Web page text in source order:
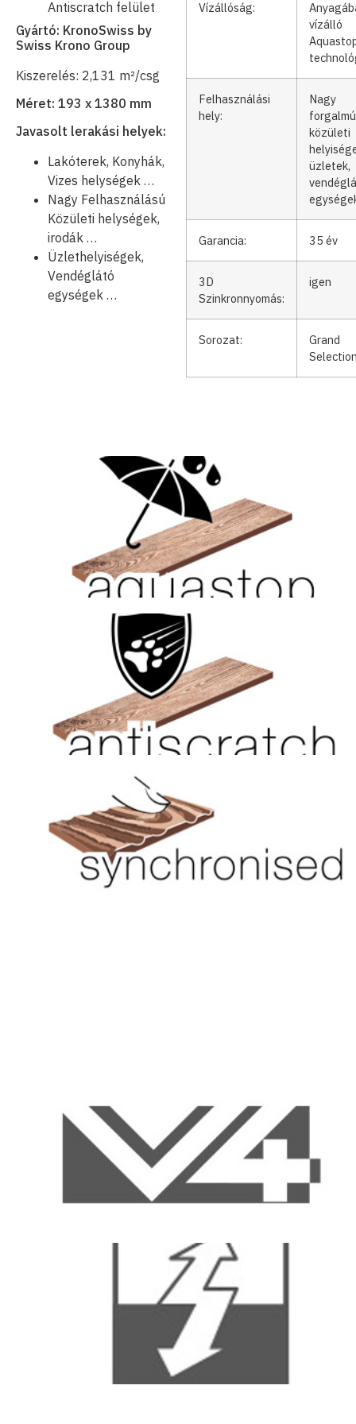
Antiscratch felület
Gyártó: KronoSwiss by
Swiss Krono Group
Kiszerelés: 2,131 m²/csg
Méret: 193 x 1380 mm
Javasolt lerakási helyek:
Lakóterek, Konyhák,
Vizes helységek …
Nagy Felhasználású
Közületi helységek,
irodák …
Üzlethelyiségek,
Vendéglátó
egységek …
Vízállóság:
vízálló
Felhasználási
hely:
Nagy
forgalmú
közületi
üzletek,
Garancia: 35 év
3D
Szinkronnyomás:
igen
Sorozat:
Grand
Aquastop technológia, ami biztosítja, hogy a termék nem csak a
felületén, hanem teljes keresztmetszetében, vagyis anyagában
vízálló
Kattints ide
Mikrokarcálló felület
Kattints ide
3D szinkronnyomott felület
Kattints ide
V fuga a termék mind a 4 oldalán
Kattints ide
Antisztatikus felület
Kattints ide